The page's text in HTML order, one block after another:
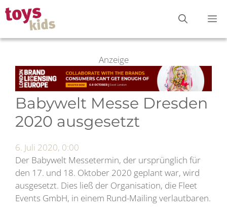
Zum
Inhalt
springen
Anzeige
Babywelt Messe Dresden
2020 ausgesetzt
6. Juli 2020, 0:00
Der Babywelt Messetermin, der ursprünglich für
den 17. und 18. Oktober 2020 geplant war, wird
ausgesetzt. Dies ließ der Organisation, die Fleet
Events GmbH, in einem Rund-Mailing verlautbaren.